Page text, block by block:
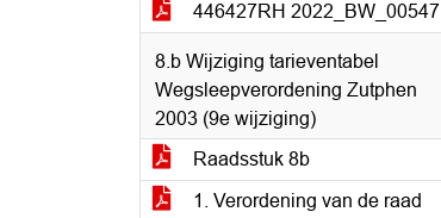
446427RH 2022_BW_00547
8.b Wijziging tarieventabel
Wegsleepverordening Zutphen
2003 (9e wijziging)
Raadsstuk 8b
1. Verordening van de raad